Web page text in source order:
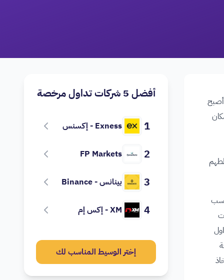
أصبح
أفضل 5 شركات تداول مرخصة
1 Exness - إكسنس
2
FP Markets
3 بينانس - Binance
4 XM - إكس إم
إختر الوسيط المناسب لك